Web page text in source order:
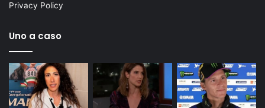
Privacy Policy
Uno a caso